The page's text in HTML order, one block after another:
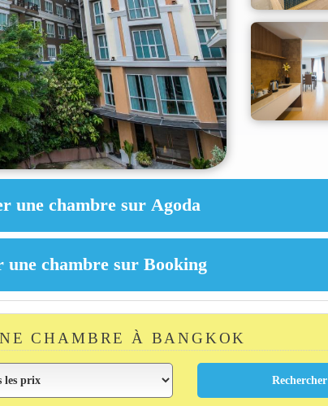
CHAMBRE À BANGKOK